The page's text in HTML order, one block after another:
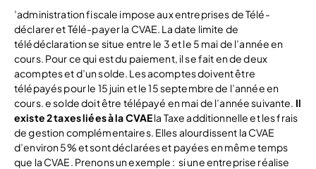
’administration fiscale impose aux entreprises de Télé-
déclarer et Télé-payer la CVAE. La date limite de
télédéclaration se situe entre le 3 et le 5 mai de l’année en
cours. Pour ce qui est du paiement, il se fait en de deux
acomptes et d’un solde. Les acomptes doivent être
télépayés pour le 15 juin et le 15 septembre de l’année en
cours. e solde doit être télépayé en mai de l’année suivante. Il
existe 2 taxes liées à la CVAEla Taxe additionnelle et les frais
de gestion complémentaires. Elles alourdissent la CVAE
d’environ 5% et sont déclarées et payées en même temps
que la CVAE. Prenons un exemple : si une entreprise réalise